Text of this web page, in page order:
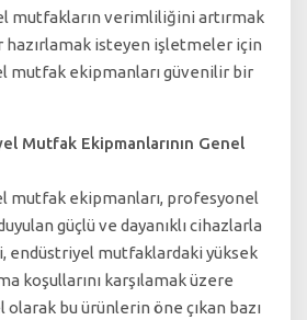
mutfakların verimliliğini artırmak
isteyen işletmeler için
mutfak ekipmanları güvenilir bir
Mutfak Ekipmanlarının Genel
mutfak ekipmanları, profesyonel
güçlü ve dayanıklı cihazlarla
endüstriyel mutfaklardaki yüksek
koşullarını karşılamak üzere
olarak bu ürünlerin öne çıkan bazı